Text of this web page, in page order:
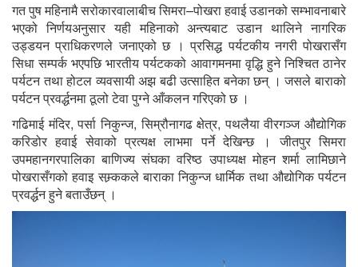
गत पुष महिनामै सरोकारवालाबीच सिमरा–पोखरा हवाई उडानको सम्भावनाबारे
भएको निर्णयअनुसार यही महिनाको अन्त्यबाट उडान थालिने नागरिक
उड्डयन प्राधिकरणले जनाएको छ । प्रसिद्ध पर्यटकीय नगरी पोखरासँग
सिधा सम्पर्क भएपछि भारतीय पर्यटकको आवागमनमा वृद्धि हुने निश्चित ठानेर
पर्यटन तथा होटल व्यवसायी अझ बढी उत्साहित बनेका छन् । जसले बाराको
पर्यटन प्रवर्द्धनमा ठूलो टेवा पुग्ने आँकलन गरिएको छ ।
गढिमाई मंदिर, पर्सा निकुन्ज, सिम्रौनागढ क्षेत्र, पथलैया वीरगञ्ज औद्योगिक
करिडोर हवाई सेवाको प्रत्यक्ष लाभमा पर्ने देखिन्छ । जीतपुर सिमरा
उपमहानगरपालिका बाणिज्य संघका वरिष्ठ उपाध्यक्ष मोहन शर्मा लामिछाने
पोखरासँगको हवाइ सम्र्ककले बाराका निकुन्ज धार्मिक तथा औद्योगिक पर्यटन
प्रवर्द्धन हुने बताउँछन् ।